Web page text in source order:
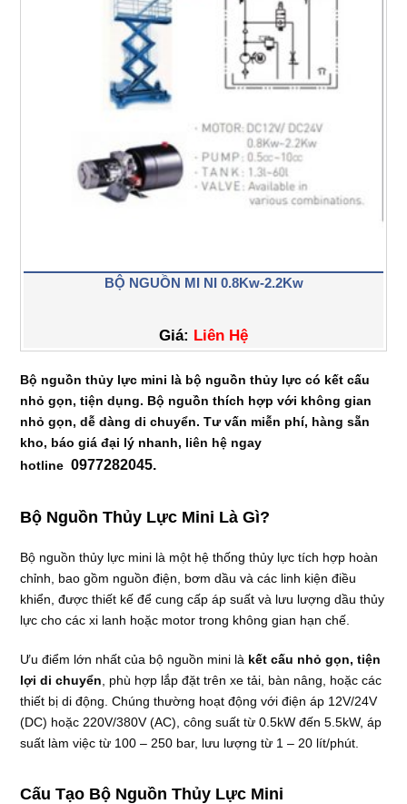
Bộ nguồn thủy lực mini là bộ nguồn thủy lực có kết cấu
nhỏ gọn, tiện dụng. Bộ nguồn thích hợp với không gian
nhỏ gọn, dễ dàng di chuyển.Tư vấn miễn phí, hàng sẵn
kho, báo giá đại lý nhanh, liên hệ ngay
hotline 0977282045.
Bộ Nguồn Thủy Lực Mini Là Gì?
Bộ nguồn thủy lực mini là một hệ thống thủy lực tích hợp hoàn
chỉnh, bao gồm nguồn điện, bơm dầu và các linh kiện điều
khiển, được thiết kế để cung cấp áp suất và lưu lượng dầu thủy
lực cho các xi lanh hoặc motor trong không gian hạn chế.
Ưu điểm lớn nhất của bộ nguồn mini là kết cấu nhỏ gọn, tiện
lợi di chuyển , phù hợp lắp đặt trên xe tải, bàn nâng, hoặc các
thiết bị di động. Chúng thường hoạt động với điện áp 12V/24V
(DC) hoặc 220V/380V (AC), công suất từ 0.5kW đến 5.5kW, áp
suất làm việc từ 100 – 250 bar, lưu lượng từ 1 – 20 lít/phút.
Cấu Tạo Bộ Nguồn Thủy Lực Mini
BỘ NGUỒN MI NI 0.8Kw-2.2Kw
Giá: Liên Hệ